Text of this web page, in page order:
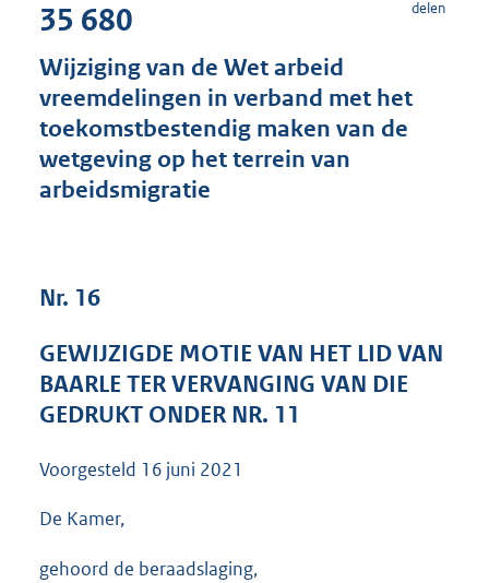
d
s
g
r
o
b
35 680
Wijziging van de Wet arbeid
vreemdelingen in verband met het
toekomstbestendig maken van de
wetgeving op het terrein van
arbeidsmigratie
Nr. 16
GEWIJZIGDE MOTIE VAN HET LID VAN
BAARLE TER VERVANGING VAN DIE
GEDRUKT ONDER NR. 11
Voorgesteld 16 juni 2021
De Kamer,
gehoord de beraadslaging,